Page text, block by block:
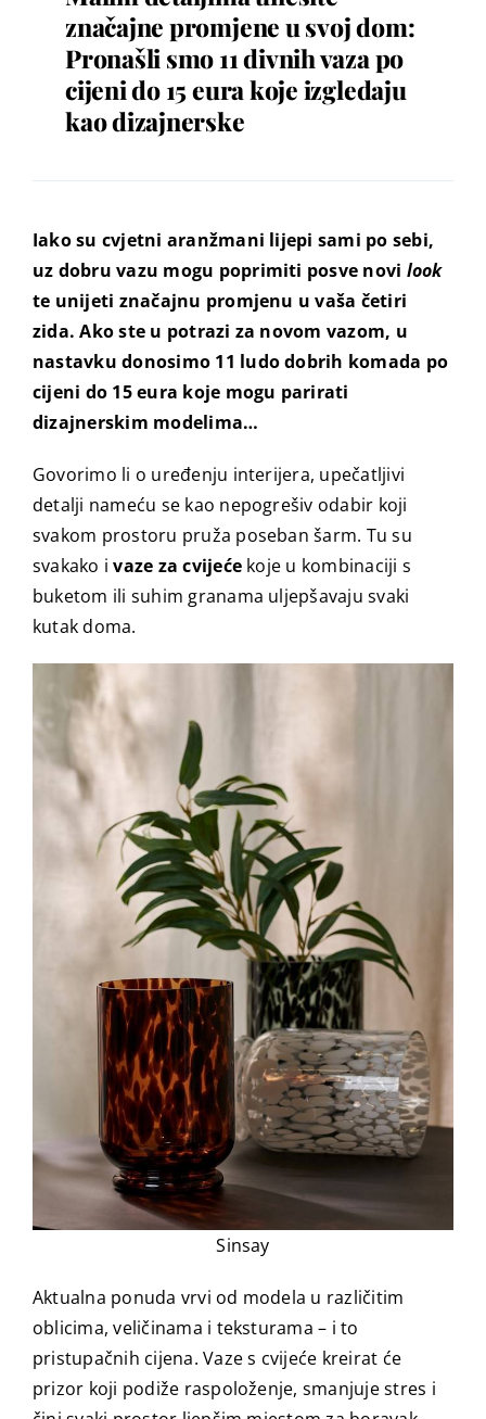
značajne promjene u svoj dom:
Pronašli smo 11 divnih vaza po
cijeni do 15 eura koje izgledaju
kao dizajnerske
Iako su cvjetni aranžmani lijepi sami po sebi,
uz dobru vazu mogu poprimiti posve novi look
te unijeti značajnu promjenu u vaša četiri
zida. Ako ste u potrazi za novom vazom, u
nastavku donosimo 11 ludo dobrih komada po
cijeni do 15 eura koje mogu parirati
dizajnerskim modelima…
Govorimo li o uređenju interijera, upečatljivi
detalji nameću se kao nepogrešiv odabir koji
svakom prostoru pruža poseban šarm. Tu su
svakako i vaze za cvijeće koje u kombinaciji s
buketom ili suhim granama uljepšavaju svaki
kutak doma.
Sinsay
Aktualna ponuda vrvi od modela u različitim
oblicima, veličinama i teksturama – i to
pristupačnih cijena. Vaze s cvijeće kreirat će
prizor koji podiže raspoloženje, smanjuje stres i